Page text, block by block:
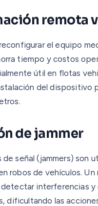
remota
el equipo
tiempo y costos
útil en flotas
del dispositivo
de jammer
señal (jammers) son
robos de vehículos. Un
interferencias y
dificultando las